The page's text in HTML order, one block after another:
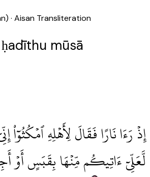
· Aisan Transliteration
mūsā
إِذْ رَءَا نَارًا فَقَالَ لِأَهْلِهِ ٱمْكُثُوٓا۟
لَّعَلِّىٓ ءَاتِيكُم مِّنْهَا بِقَبَسٍ أَوْ